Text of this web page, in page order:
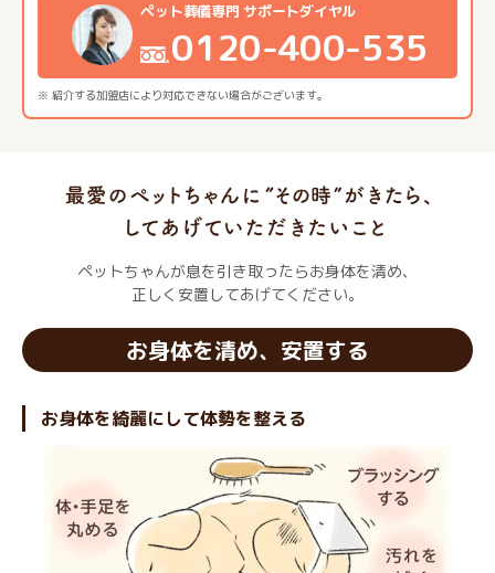
※ 紹介する加盟店により対応できない場合がございます。
ペット葬儀専門 サポートダイヤル
0120-400-535
ペットちゃんが息を引き取ったらお身体を清め、
正しく安置してあげてください。
お身体を清め、安置する
お身体を綺麗にして体勢を整える